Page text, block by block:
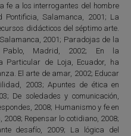
fe a los interrogantes del hombre
Pontificia, Salamanca, 2001; La
didácticos del séptimo arte.
2001; Paradojas de la
Pablo, Madrid, 2002; En la
Particular de Loja, Ecuador, ha
El arte de amar, 2002; Educar
2003; Apuntes de ética en
De soledades y comunicación,
2008; Humanismo y fe en
2008; Repensar lo cotidiano, 2008;
desafío, 2009; La lógica del